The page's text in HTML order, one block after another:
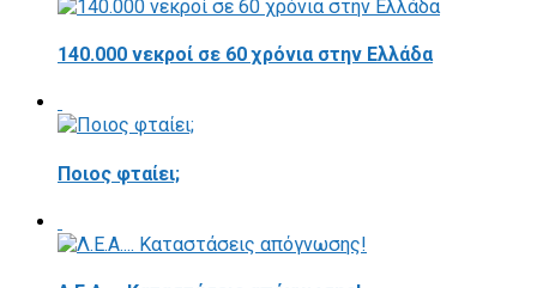
140.000 νεκροί σε 60 χρόνια στην Ελλάδα
Ποιος φταίει;